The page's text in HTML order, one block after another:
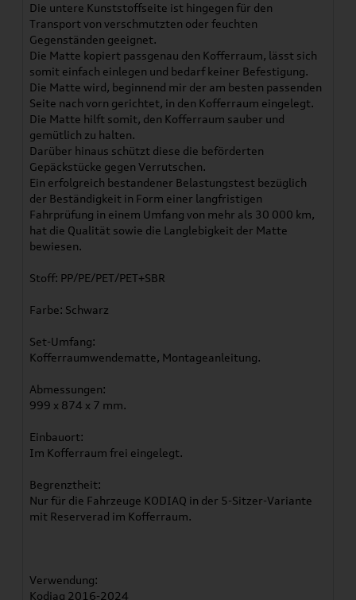
Die untere Kunststoffseite ist hingegen für den
Transport von verschmutzten oder feuchten
Gegenständen geeignet.
Die Matte kopiert passgenau den Kofferraum, lässt sich
somit einfach einlegen und bedarf keiner Befestigung.
Die Matte wird, beginnend mir der am besten passenden
Seite nach vorn gerichtet, in den Kofferraum eingelegt.
Die Matte hilft somit, den Kofferraum sauber und
gemütlich zu halten.
Darüber hinaus schützt diese die beförderten
Gepäckstücke gegen Verrutschen.
Ein erfolgreich bestandener Belastungstest bezüglich
der Beständigkeit in Form einer langfristigen
Fahrprüfung in einem Umfang von mehr als 30 000 km,
hat die Qualität sowie die Langlebigkeit der Matte
bewiesen.
Stoff: PP/PE/PET/PET+SBR
Farbe: Schwarz
Set-Umfang:
Kofferraumwendematte, Montageanleitung.
Abmessungen:
999 x 874 x 7 mm.
Einbauort:
Im Kofferraum frei eingelegt.
Begrenztheit:
Nur für die Fahrzeuge KODIAQ in der 5-Sitzer-Variante
mit Reserverad im Kofferraum.
Verwendung:
Kodiaq 2016-2024